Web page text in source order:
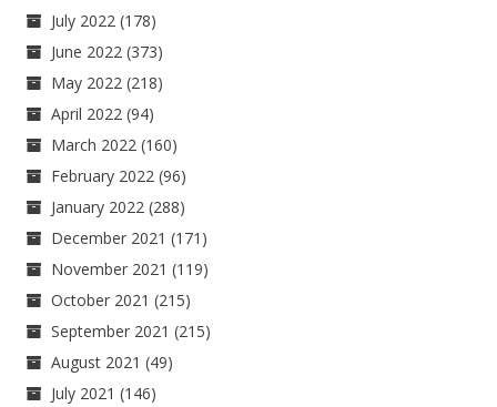
July 2022 (178)
June 2022 (373)
May 2022 (218)
April 2022 (94)
March 2022 (160)
February 2022 (96)
January 2022 (288)
December 2021 (171)
November 2021 (119)
October 2021 (215)
September 2021 (215)
August 2021 (49)
July 2021 (146)